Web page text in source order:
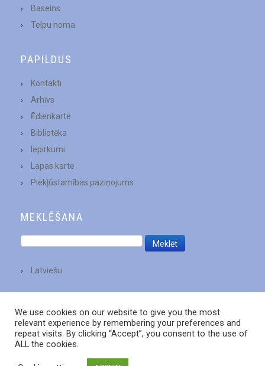
Baseins
Telpu noma
PAPILDUS
Kontakti
Arhīvs
Ēdienkarte
Bibliotēka
Iepirkumi
Lapas karte
Piekļūstamības paziņojums
MEKLĒŠANA
Latviešu
We use cookies on our website to give you the most
relevant experience by remembering your preferences and
repeat visits. By clicking “Accept”, you consent to the use of
ALL the cookies.